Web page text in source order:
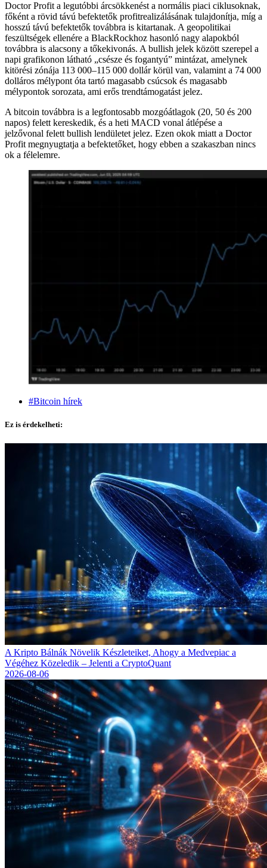
Doctor Profit a legutóbbi árcsökkenést a normális piaci ciklusoknak,
főként a rövid távú befektetők profitrealizálásának tulajdonítja, míg a
hosszú távú befektetők továbbra is kitartanak. A geopolitikai
feszültségek ellenére a BlackRockhoz hasonló nagy alapokból
továbbra is alacsony a tőkekivonás. A bullish jelek között szerepel a
napi grafikonon látható „csésze és fogantyú” mintázat, amelynek
kitörési zónája 113 000–115 000 dollár körül van, valamint a 74 000
dolláros mélypont óta tartó magasabb csúcsok és magasabb
mélypontok sorozata, ami erős trendtámogatást jelez.
A bitcoin továbbra is a legfontosabb mozgóátlagok (20, 50 és 200
napos) felett kereskedik, és a heti MACD vonal átlépése a
jelzővonal felett bullish lendületet jelez. Ezen okok miatt a Doctor
Profit megnyugtatja a befektetőket, hogy ebben a szakaszban nincs
ok a félelemre.
#Bitcoin hírek
Ez is érdekelheti:
A Kripto Bálnák Növelik Készleteiket, Ahogy a Medvepiac a
Végéhez Közeledik – Jelenti a CryptoQuant
2026-08-06